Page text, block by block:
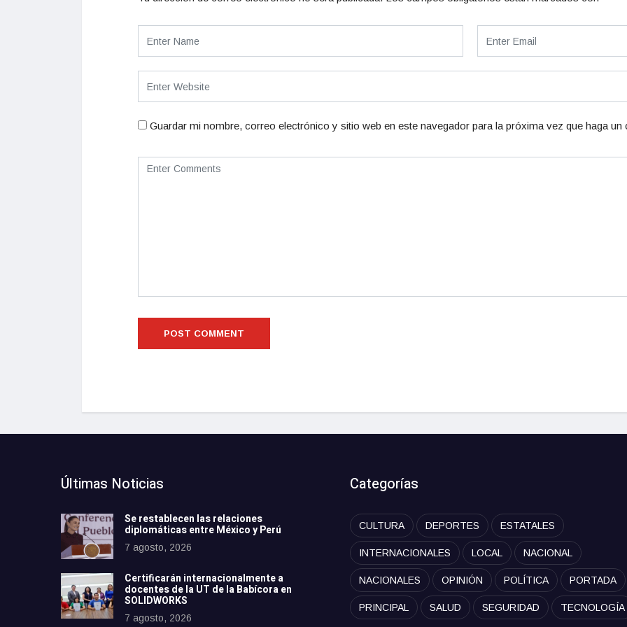
Guardar mi nombre, correo electrónico y sitio web en este navegador para la próxima vez que haga un
Últimas Noticias
Se restablecen las relaciones
diplomáticas entre México y Perú
7 agosto, 2026
Certificarán internacionalmente a
docentes de la UT de la Babícora en
SOLIDWORKS
7 agosto, 2026
Categorías
CULTURA DEPORTES ESTATALES
INTERNACIONALES LOCAL NACIONAL
NACIONALES OPINIÓN POLÍTICA PORTADA
PRINCIPAL SALUD SEGURIDAD TECNOLOGÍA